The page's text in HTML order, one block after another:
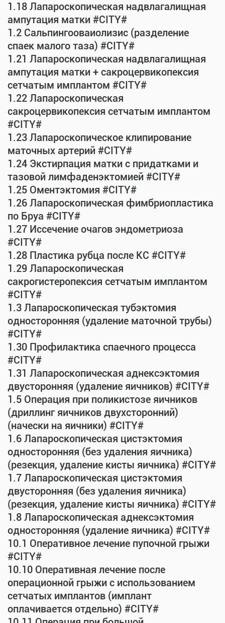
1.18 Лапароскопическая надвлагалищная
ампутация матки #CITY#
1.2 Сальпингооваиолизис (разделение
спаек малого таза) #CITY#
1.21 Лапароскопическая надвлагалищная
ампутация матки + сакроцервикопексия
сетчатым имплантом #CITY#
1.22 Лапароскопическая
сакроцервикопексия сетчатым имплантом
#CITY#
1.23 Лапароскопическое клипирование
маточных артерий #CITY#
1.24 Экстирпация матки с придатками и
тазовой лимфаденэктомией #CITY#
1.25 Оментэктомия #CITY#
1.26 Лапароскопическая фимбриопластика
по Бруа #CITY#
1.27 Иссечение очагов эндометриоза
#CITY#
1.28 Пластика рубца после КС #CITY#
1.29 Лапароскопическая
сакрогистеропексия сетчатым имплантом
#CITY#
1.3 Лапароскопическая тубэктомия
односторонняя (удаление маточной трубы)
#CITY#
1.30 Профилактика спаечного процесса
#CITY#
1.31 Лапароскопическая аднексэктомия
двусторонняя (удаление яичников) #CITY#
1.5 Операция при поликистозе яичников
(дриллинг яичников двухсторонний)
(начески на яичники) #CITY#
1.6 Лапароскопическая цистэктомия
односторонняя (без удаления яичника)
(резекция, удаление кисты яичника) #CITY#
1.7 Лапароскопическая цистэктомия
двусторонняя (без удаления яичника)
(резекция, удаление кисты яичника) #CITY#
1.8 Лапароскопическая аднексэктомия
односторонняя (удаление яичника) #CITY#
10.1 Оперативное лечение пупочной грыжи
#CITY#
10.10 Оперативная лечение после
операционной грыжи с использованием
сетчатых имплантов (имплант
оплачивается отдельно) #CITY#